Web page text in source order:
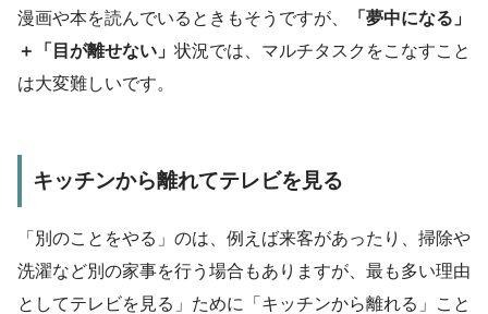
漫画や本を読んでいるときもそうですが、
「夢中になる」
＋「目が離せない」 状況では、マルチタスクをこなすこと
は大変難しいです。
キッチンから離れてテレビを見る
「別のことをやる」のは、例えば来客があったり、掃除や
洗濯など別の家事を行う場合もありますが、最も多い理由
としてテレビを見る」ために「キッチンから離れる」こと